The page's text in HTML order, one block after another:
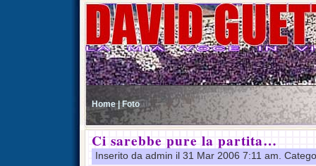
Home | Foto
Ci sarebbe pure la partita…
Inserito da admin il 31 Mar 2006 7:11 am.